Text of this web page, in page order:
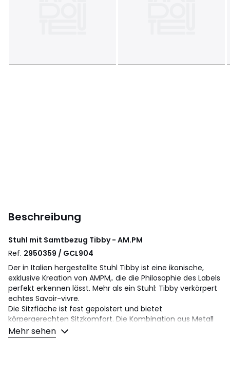
Beschreibung
Stuhl mit Samtbezug Tibby - AM.PM
Ref. 2950359 / GCL904
Der in Italien hergestellte Stuhl Tibby ist eine ikonische,
exklusive Kreation von AMPM,. die die Philosophie des Labels
perfekt erkennen lässt. Mehr als ein Stuhl: Tibby verkörpert
echtes Savoir-vivre.
Die Sitzfläche ist fest gepolstert und bietet
körpergerechten Sitzkomfort. Die Kombination aus Metall
und Samt verbindet modernen Stil und elegante
Materialien. Ein ikonisches Design von AM.PM.
Mehr sehen